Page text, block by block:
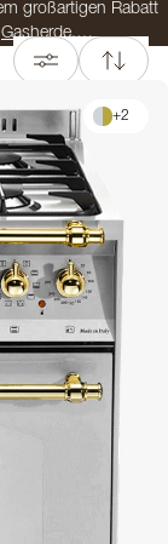
großartigen Rabatt
Gasherde,
in
funktionales
für begrenzte Zeit,
Sie von
+2